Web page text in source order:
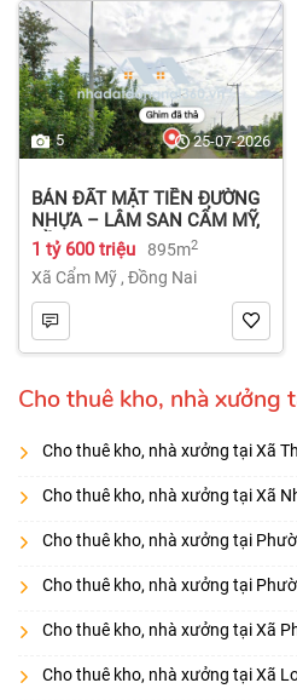
5 25-07-2026
BÁN ĐẤT MẶT TIỀN ĐƯỜNG
NHỰA – LÂM SAN CẨM MỸ,
ĐỒNG NAI.
1 tỷ 600 triệu 895m2
Xã Cẩm Mỹ , Đồng Nai
Cho thuê kho, nhà xưởng
Cho thuê kho, nhà xưởng tại Xã
Cho thuê kho, nhà xưởng tại Xã
Cho thuê kho, nhà xưởng tại
Cho thuê kho, nhà xưởng tại
Cho thuê kho, nhà xưởng tại Xã
Cho thuê kho, nhà xưởng tại Xã